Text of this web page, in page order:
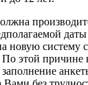
новую систему
этой причине